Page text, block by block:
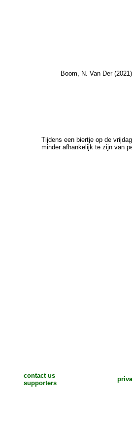
Boom, N. Van Der
Tijdens een biertje op de
minder afhankelijk te zijn van
contact us
supporters